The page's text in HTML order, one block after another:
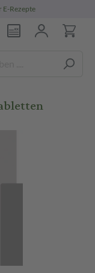
E-Rezepte